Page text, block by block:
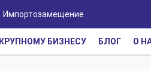
Импортозамещение
КРУПНОМУ БИЗНЕСУ БЛОГ О